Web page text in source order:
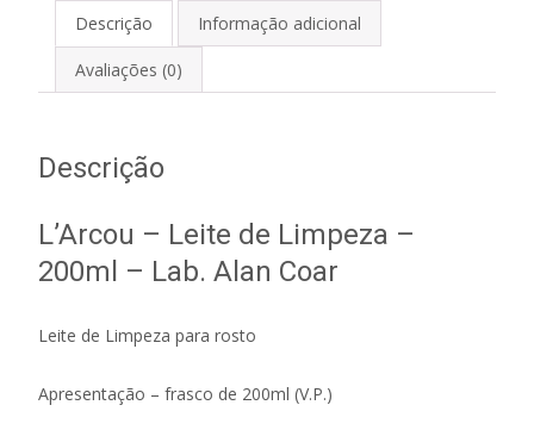
Descrição Informação adicional
Avaliações (0)
Descrição
L’Arcou – Leite de Limpeza –
200ml – Lab. Alan Coar
Leite de Limpeza para rosto
Apresentação – frasco de 200ml (V.P.)